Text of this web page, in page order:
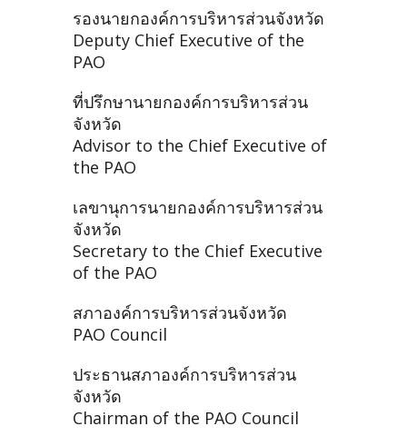
รองนายกองค์การบริหารส่วนจังหวัด
Deputy Chief Executive of the
PAO
ที่ปรึกษานายกองค์การบริหารส่วน
จังหวัด
Advisor to the Chief Executive of
the PAO
เลขานุการนายกองค์การบริหารส่วน
จังหวัด
Secretary to the Chief Executive
of the PAO
สภาองค์การบริหารส่วนจังหวัด
PAO Council
ประธานสภาองค์การบริหารส่วน
จังหวัด
Chairman of the PAO Council